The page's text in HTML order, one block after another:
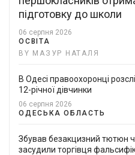
підготовку до школи
06 серпня 2026
ОСВІТА
BY МАЗУР НАТАЛЯ
В Одесі правоохоронці
12-річної дівчинки
06 серпня 2026
ОДЕСЬКА ОБЛАСТЬ
Збував безакцизний тютюн
засудили торгівця